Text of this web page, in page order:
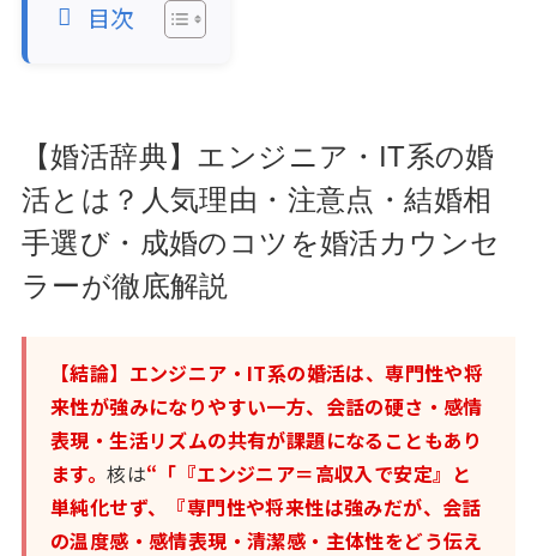
目次
【婚活辞典】エンジニア・IT系の婚
活とは？人気理由・注意点・結婚相
手選び・成婚のコツを婚活カウンセ
ラーが徹底解説
【結論】エンジニア・IT系の婚活は、専門性や将
来性が強みになりやすい一方、会話の硬さ・感情
表現・生活リズムの共有が課題になることもあり
ます。核は“「『エンジニア＝高収入で安定』と
単純化せず、『専門性や将来性は強みだが、会話
の温度感・感情表現・清潔感・主体性をどう伝え